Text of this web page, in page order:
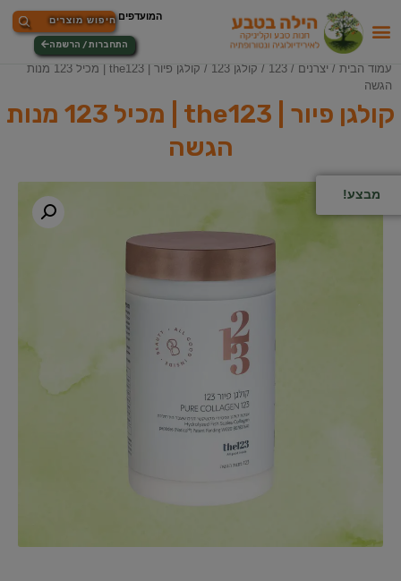
התחברות / הרשמה
עמוד הבית / יצרנים /
123
/ קולגן 123
/ קולגן פיור | the123 | מכיל 123 מנות
הגשה
קולגן פיור | the123 | מכיל 123 מנות
הגשה
מבצע!